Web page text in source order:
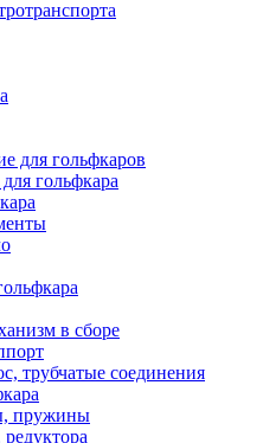
для гольфкаров
гольфкара
в сборе
трубчатые соединения
пружины